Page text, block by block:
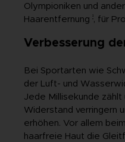
Olympioniken und
Haarentfernung
¹, für
Verbesserung
Bei Sportarten wie
der Luft- und
Jede Millisekunde
Widerstand verringern
erhöhen. Vor allem
haarfreie Haut die